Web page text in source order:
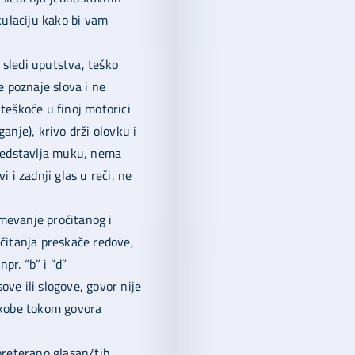
kako bi vam
uputstva, teško
poznaje slova i ne
u finoj motorici
krivo drži olovku i
muku, nema
i zadnji glas u reči, ne
pročitanog i
preskače redove,
“b” i “d”
ili slogove, govor nije
tokom govora